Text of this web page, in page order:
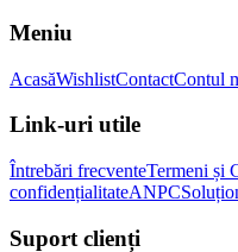
Meniu
AcasăWishlistContactContul
Link-uri utile
Întrebări frecventeTermeni și
confidențialitateANPC
Suport clienți